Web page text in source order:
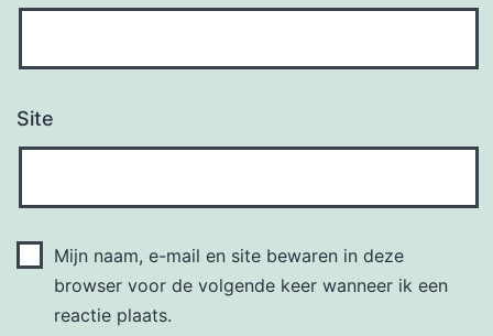
Site
Mijn naam, e-mail en site bewaren in deze
browser voor de volgende keer wanneer ik een
reactie plaats.